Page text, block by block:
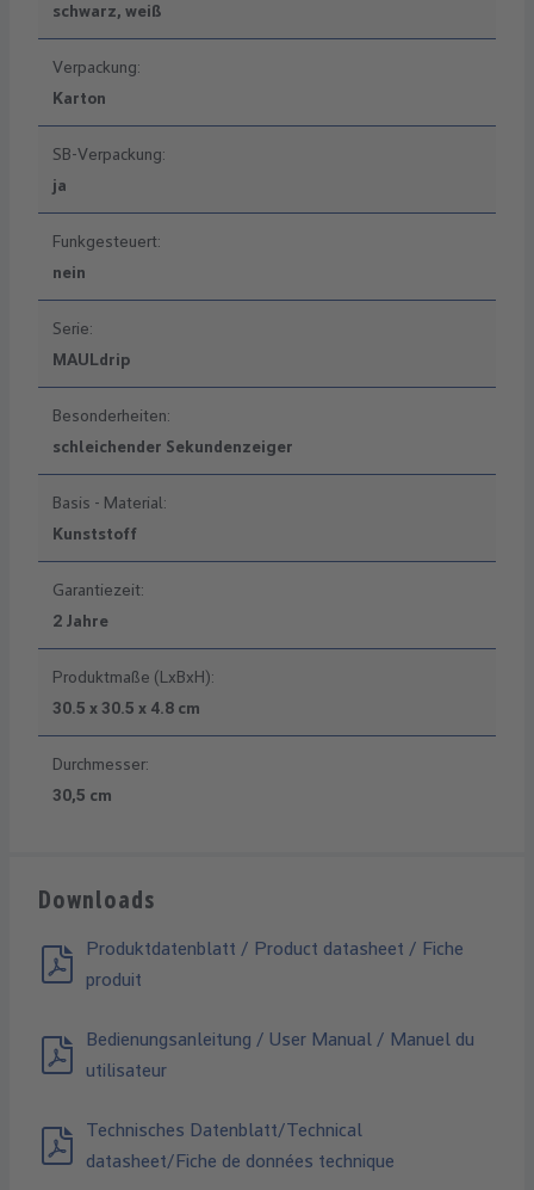
schwarz, weiß
Verpackung:
Karton
SB-Verpackung:
ja
Funkgesteuert:
nein
Serie:
MAULdrip
Besonderheiten:
schleichender Sekundenzeiger
Basis - Material:
Kunststoff
Garantiezeit:
2 Jahre
Produktmaße (LxBxH):
30.5 x 30.5 x 4.8 cm
Durchmesser:
30,5 cm
Downloads
Produktdatenblatt / Product datasheet / Fiche
produit
Bedienungsanleitung / User Manual / Manuel du
utilisateur
Technisches Datenblatt/Technical
datasheet/Fiche de données technique